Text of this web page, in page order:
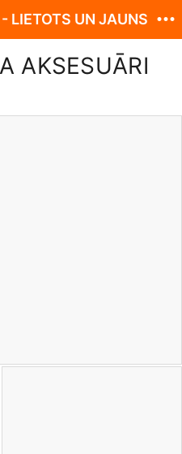
AKSESUĀRI
LIETOTS UN JAUNS